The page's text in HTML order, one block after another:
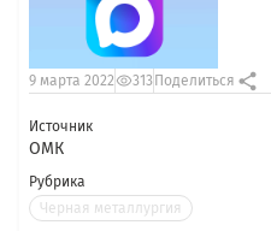
Источник
ОМК
Рубрика
Черная металлургия
9 марта 2022 313 Поделиться